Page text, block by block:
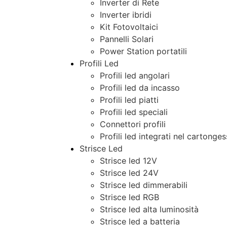
Inverter di Rete
Inverter ibridi
Kit Fotovoltaici
Pannelli Solari
Power Station portatili
Profili Led
Profili led angolari
Profili led da incasso
Profili led piatti
Profili led speciali
Connettori profili
Profili led integrati nel
Strisce Led
Strisce led 12V
Strisce led 24V
Strisce led dimmerabili
Strisce led RGB
Strisce led alta luminosità
Strisce led a batteria